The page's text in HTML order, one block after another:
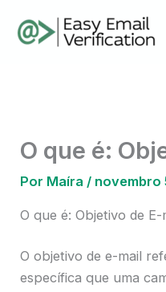
para
O que é:
Por Maíra / novembro
O que é: Objetivo de E-
O objetivo de e-mail
específica que uma